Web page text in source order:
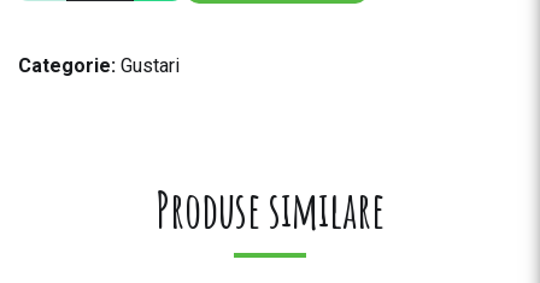
iCategorie: Gustari
Produse similare